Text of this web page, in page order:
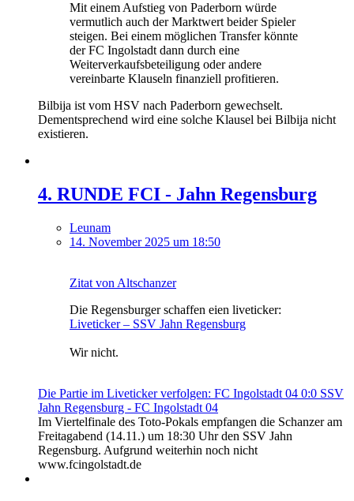
Mit einem Aufstieg von Paderborn würde
vermutlich auch der Marktwert beider Spieler
steigen. Bei einem möglichen Transfer könnte
der FC Ingolstadt dann durch eine
Weiterverkaufsbeteiligung oder andere
vereinbarte Klauseln finanziell profitieren.
Bilbija ist vom HSV nach Paderborn gewechselt.
Dementsprechend wird eine solche Klausel bei Bilbija nicht
existieren.
4. RUNDE FCI - Jahn Regensburg
Leunam
14. November 2025 um 18:50
Zitat von Altschanzer
Die Regensburger schaffen eien liveticker:
Liveticker – SSV Jahn Regensburg
Wir nicht.
Die Partie im Liveticker verfolgen: FC Ingolstadt 04 0:0 SSV
Jahn Regensburg - FC Ingolstadt 04
Im Viertelfinale des Toto-Pokals empfangen die Schanzer am
Freitagabend (14.11.) um 18:30 Uhr den SSV Jahn
Regensburg. Aufgrund weiterhin noch nicht
www.fcingolstadt.de